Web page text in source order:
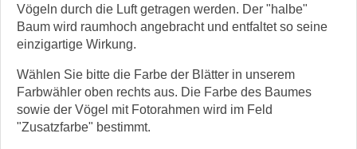
Vögeln durch die Luft getragen werden. Der "halbe"
Baum wird raumhoch angebracht und entfaltet so seine
einzigartige Wirkung.
Wählen Sie bitte die Farbe der Blätter in unserem
Farbwähler oben rechts aus. Die Farbe des Baumes
sowie der Vögel mit Fotorahmen wird im Feld
"Zusatzfarbe" bestimmt.